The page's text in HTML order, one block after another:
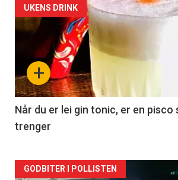
Forsiden
akkurat
nå
-
2
+
UKENS DRINK
Når du er lei gin tonic, er en pisco
trenger
Forsiden
GODBITER I POLLISTEN